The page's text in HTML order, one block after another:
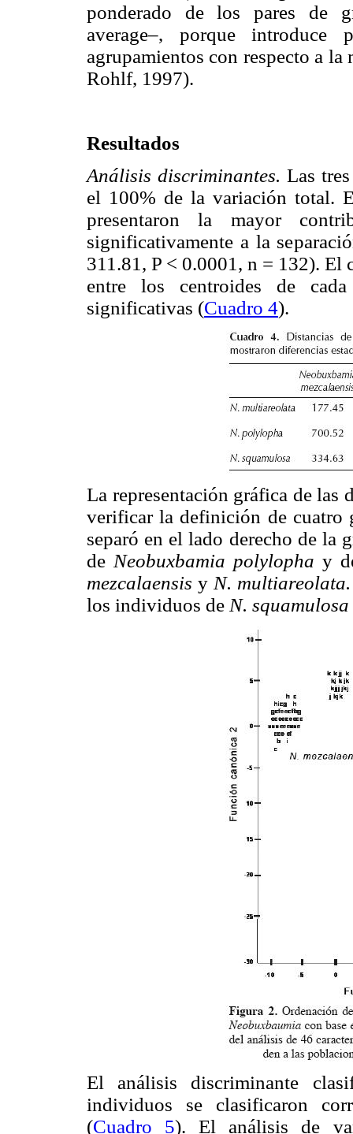
ponderado de los pares de
average–, porque
agrupamientos con respecto a
Rohlf, 1997).
Resultados
Análisis discriminantes.Las
el 100% de la variación total.
presentaron la mayor
significativamente a la
311.81, P < 0.0001, n = 132). El
entre los centroides de
significativas (Cuadro 4).
La representación gráfica de las
verificar la definición de cuatro
separó en el lado derecho de la
de Neobuxbamia polylopha y
mezcalaensisy N.
los individuos de N. squamulosa
El análisis discriminante
individuos se clasificaron
(Cuadro 5). El análisis de